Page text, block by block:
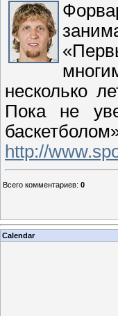
несколько
Пока не
http://
Всего комментариев: 0
Calendar